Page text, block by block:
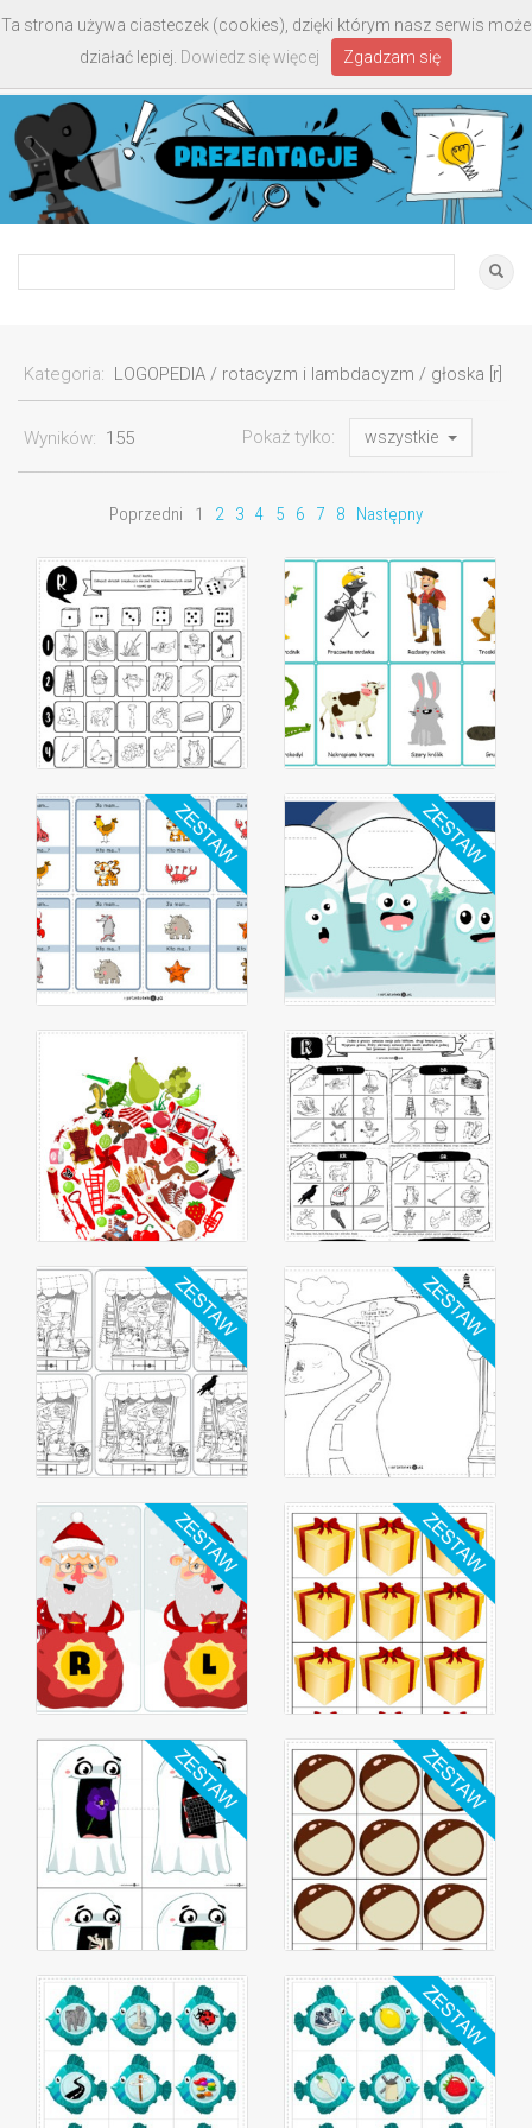
Kategoria: LOGOPEDIA / rotacyzm i lambdacyzm / głoska [r]
Wyników: 155 Pokaż tylko: wszystkie
Poprzedni 1 2 3 4 5 6 7 8 Następny
Ta strona używa ciasteczek (cookies), dzięki którym nasz serwis może
działać lepiej. Dowiedz się więcej Zgadzam się